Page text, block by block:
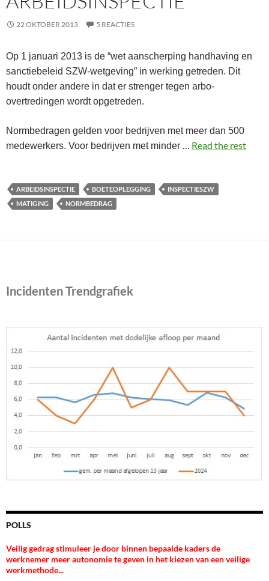
22 OKTOBER 2013 5 REACTIES
Op 1 januari 2013 is de “wet aanscherping handhaving en
sanctiebeleid SZW-wetgeving” in werking getreden. Dit
houdt onder andere in dat er strenger tegen arbo-
overtredingen wordt opgetreden.
Normbedragen gelden voor bedrijven met meer dan 500
medewerkers. Voor bedrijven met minder … Read the rest
ARBEIDSINSPECTIE BOETEOPLEGGING
INSPECTIESZW
MATIGING
NORMBEDRAG
Incidenten Trendgrafiek
POLLS
Veilig gedrag stimuleer je door binnen bepaalde kaders de
werknemer meer autonomie te geven in het kiezen van een veilige
werkmethode...